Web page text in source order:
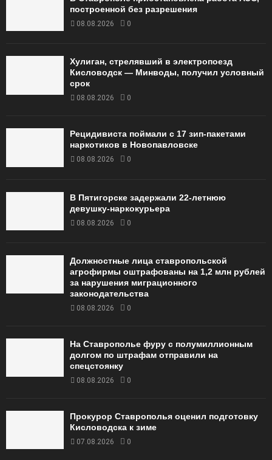
построенной без разрешения
08.08.2026 0
Хулиган, стрелявший в электропоезд
Кисловодск — Минводы, получил условный
срок
08.08.2026 0
Рецидивиста поймали с 17 зип-пакетами
наркотиков в Новопавловске
08.08.2026 0
В Пятигорске задержали 22-летнюю
девушку-наркокурьера
08.08.2026 0
Должностные лица ставропольской
агрофирмы оштрафованы на 1,2 млн рублей
за нарушения миграционного
законодательства
08.08.2026 0
На Ставрополье фуру с полумиллионным
долгом по штрафам отправили на
спецстоянку
08.08.2026 0
Прокурор Ставрополья оценил подготовку
Кисловодска к зиме
07.08.2026 0